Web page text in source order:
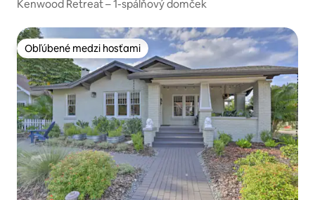
Kenwood Retreat – 1-spálňový domček
Obľúbené medzi hosťami
Obľúbené medzi hosťami